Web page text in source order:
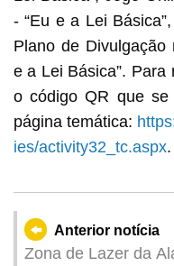
- “Eu e a Lei
Plano de Divulgação
e a Lei Básica”.
o código QR que
página temática:
ies/activity32_tc.aspx.
Anterior notícia
Zona de Lazer da